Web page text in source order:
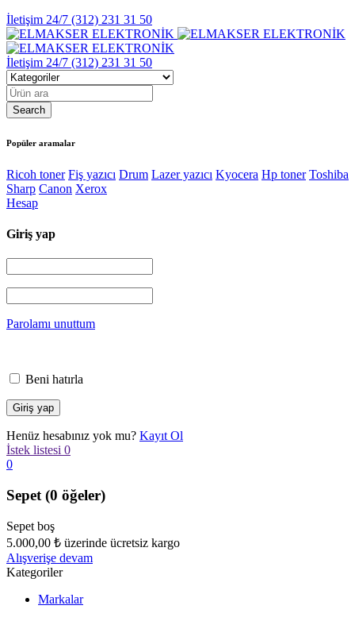
İletişim 24/7 (312) 231 31 50
İletişim 24/7 (312) 231 31 50
Popüler aramalar
Ricoh toner Fiş yazıcı Drum Lazer yazıcı Kyocera Hp toner Toshiba
Sharp Canon Xerox
Hesap
Giriş yap
Parolamı unuttum
Beni hatırla
Henüz hesabınız yok mu? Kayıt Ol
İstek listesi 0
0
Sepet (0 öğeler)
Sepet boş
5.000,00 ₺ üzerinde ücretsiz kargo
Alışverişe devam
Kategoriler
Markalar